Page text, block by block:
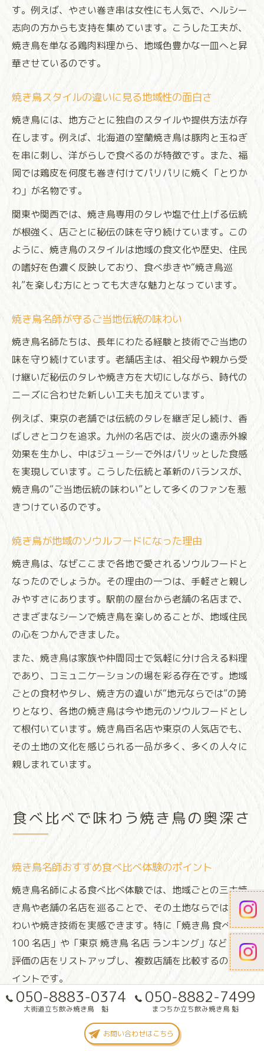
す。例えば、やさい巻き串は女性にも人気で、ヘルシー
志向の方からも支持を集めています。こうした工夫が、
焼き鳥を単なる鶏肉料理から、地域色豊かな一皿へと昇
華させているのです。
焼き鳥スタイルの違いに見る地域性の面白さ
焼き鳥には、地方ごとに独自のスタイルや提供方法が存
在します。例えば、北海道の室蘭焼き鳥は豚肉と玉ねぎ
を串に刺し、洋がらしで食べるのが特徴です。また、福
岡では鶏皮を何度も巻き付けてパリパリに焼く「とりか
わ」が名物です。
関東や関西では、焼き鳥専用のタレや塩で仕上げる伝統
が根強く、店ごとに秘伝の味を守り続けています。この
ように、焼き鳥のスタイルは地域の食文化や歴史、住民
の嗜好を色濃く反映しており、食べ歩きや“焼き鳥巡
礼”を楽しむ方にとっても大きな魅力となっています。
焼き鳥名師が守るご当地伝統の味わい
焼き鳥名師たちは、長年にわたる経験と技術でご当地の
味を守り続けています。老舗店主は、祖父母や親から受
け継いだ秘伝のタレや焼き方を大切にしながら、時代の
ニーズに合わせた新しい工夫も加えています。
例えば、東京の老舗では伝統のタレを継ぎ足し続け、香
ばしさとコクを追求。九州の名店では、炭火の遠赤外線
効果を生かし、中はジューシーで外はパリッとした食感
を実現しています。こうした伝統と革新のバランスが、
焼き鳥の“ご当地伝統の味わい”として多くのファンを惹
きつけているのです。
焼き鳥が地域のソウルフードになった理由
焼き鳥は、なぜここまで各地で愛されるソウルフードと
なったのでしょうか。その理由の一つは、手軽さと親し
みやすさにあります。駅前の屋台から老舗の名店まで、
さまざまなシーンで焼き鳥を楽しめることが、地域住民
の心をつかんできました。
また、焼き鳥は家族や仲間同士で気軽に分け合える料理
であり、コミュニケーションの場を彩る存在です。地域
ごとの食材やタレ、焼き方の違いが“地元ならでは”の誇
りとなり、各地の焼き鳥は今や地元のソウルフードとし
て根付いています。焼き鳥百名店や東京の人気店でも、
その土地の文化を感じられる一品が多く、多くの人々に
親しまれています。
食べ比べで味わう焼き鳥の奥深さ
焼き鳥名師おすすめ食べ比べ体験のポイント
焼き鳥名師による食べ比べ体験では、地域ごとの三大焼
き鳥や老舗の名店を巡ることで、その土地ならではの味
わいや焼き技術を実感できます。特に「焼き鳥 食べログ
100 名店」や「東京 焼き鳥 名店 ランキング」などで高
評価の店をリストアップし、複数店舗を比較するのがポ
イントです。
食べ比べを楽しむ際は、部位やタレ・塩の違いを意識的
に選ぶことで、名師ごとの個性や熟練度をより感じられ
ます。例えば、同じねぎま串でも、焼き方や味付けでま
050-8883-0374
大街道立ち飲み焼き鳥 魁
050-8882-7499
まつちか立ち飲み焼き鳥 魁
お問い合わせはこちら